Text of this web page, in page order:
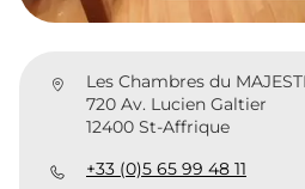
Les Chambres du
720 Av. Lucien Galtier
12400 St-Affrique
+33 (0)5 65 99 48 11